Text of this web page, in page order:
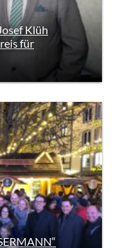
Klüh
für